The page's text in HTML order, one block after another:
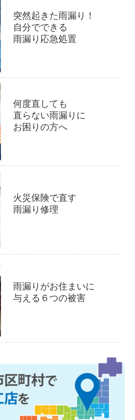
突然起きた雨漏り！
自分でできる
雨漏り応急処置
何度直しても
直らない雨漏りに
お困りの方へ
火災保険で直す
雨漏り修理
雨漏りがお住まいに
与える６つの被害